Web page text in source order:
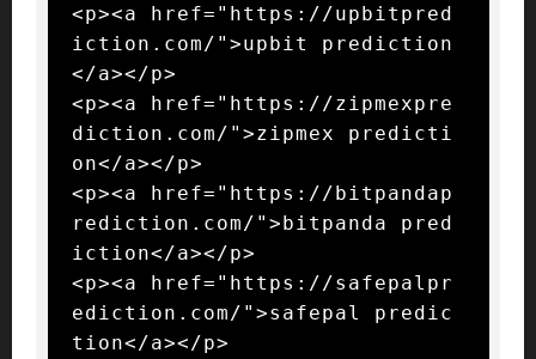
<p><a href="https://upbitpred
iction.com/">upbit prediction
</a></p>
<p><a href="https://zipmexpre
diction.com/">zipmex predicti
on</a></p>
<p><a href="https://bitpandap
rediction.com/">bitpanda pred
iction</a></p>
<p><a href="https://safepalpr
ediction.com/">safepal predic
tion</a></p>